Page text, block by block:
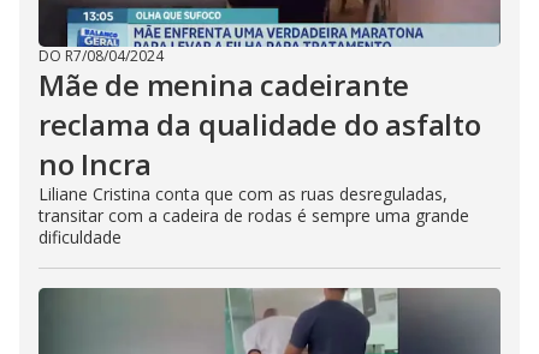
DO R7/08/04/2024
Mãe de menina cadeirante
reclama da qualidade do asfalto
no Incra
Liliane Cristina conta que com as ruas desreguladas,
transitar com a cadeira de rodas é sempre uma grande
dificuldade